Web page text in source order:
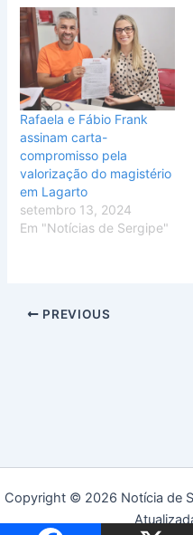
Rafaela e Fábio Frank
assinam carta-
compromisso pela
valorização do magistério
em Lagarto
setembro 13, 2024
Em "Notícias de Sergipe"
PREVIOUS
Copyright © 2026 Notícia de